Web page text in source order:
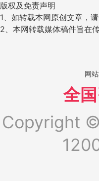
版权及免责声明
1、如转载本网原创文章，
2、本网转载媒体稿件旨在
网
全
Copyright